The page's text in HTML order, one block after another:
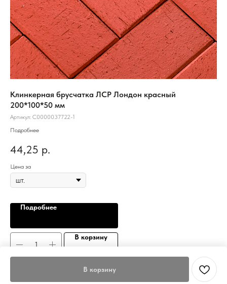
В корзину
Клинкерная брусчатка ЛСР Лондон красный
200*100*50 мм
Артикул: С0000037722-1
Подробнее
44,25 р.
Цена за
Подробнее
В корзину